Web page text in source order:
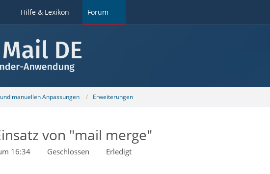
Hilfe & Lexikon Forum
manuellen Anpassungen Erweiterungen
von "mail merge"
16:34 Geschlossen Erledigt